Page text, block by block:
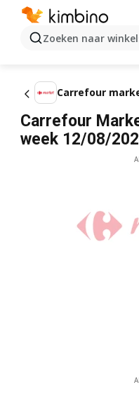
Zoeken naar
Carrefour
Carrefour
week 12/08/